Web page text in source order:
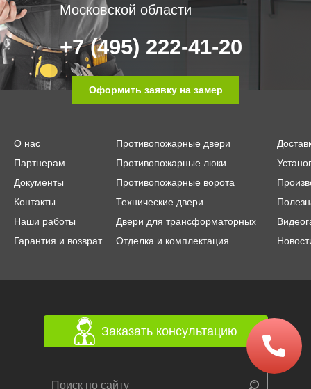
Московской области
+7 (495) 222-41-20
Оформить заявку на замер
О нас
Партнерам
Документы
Контакты
Наши работы
Гарантия и возврат
Противопожарные двери
Противопожарные люки
Противопожарные ворота
Технические двери
Двери для трансформаторных
Отделка и комплектация
Заказать консультацию